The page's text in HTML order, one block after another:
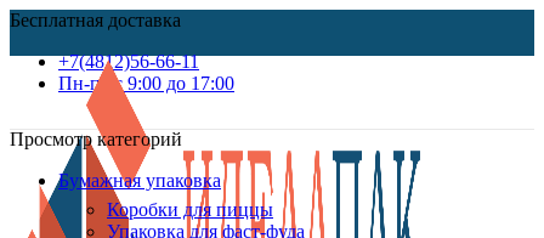
Бесплатная доставка
+7(4812)56-66-11
Пн-пт c 9:00 до 17:00
Просмотр категорий
Бумажная упаковка
Коробки для пиццы
Упаковка для фаст-фуда